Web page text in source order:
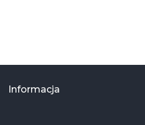
2,2m
Informacja